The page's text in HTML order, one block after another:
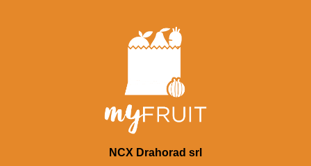
NCX Drahorad srl